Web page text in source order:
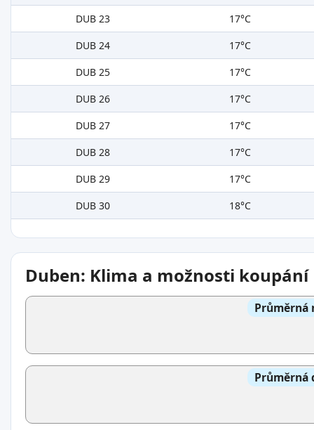
DUB 23
17°C
DUB 24
17°C
DUB 25
17°C
DUB 26
17°C
DUB 27
17°C
DUB 28
17°C
DUB 29
17°C
DUB 30
18°C
Duben: Klima a možnosti koupání
Průměrná
Průměrná